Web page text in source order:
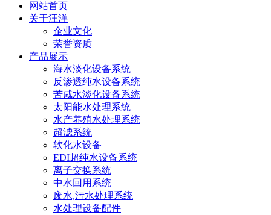
网站首页
关于汪洋
企业文化
荣誉资质
产品展示
海水淡化设备系统
反渗透纯水设备系统
苦咸水淡化设备系统
太阳能水处理系统
水产养殖水处理系统
超滤系统
软化水设备
EDI超纯水设备系统
离子交换系统
中水回用系统
废水,污水处理系统
水处理设备配件